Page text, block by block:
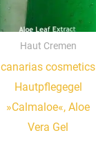
Haut Cremen
canarias cosmetics
Hautpflegegel
»Calmaloe«, Aloe
Vera Gel